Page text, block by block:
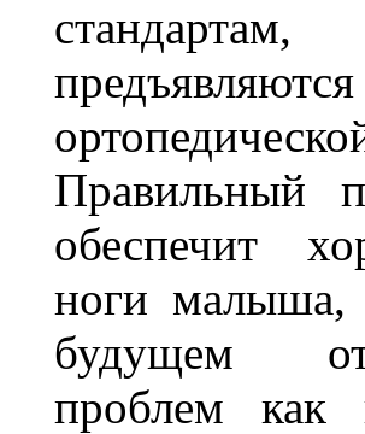
Правильный
обеспечит
ноги малыша,
будущем
проблем как